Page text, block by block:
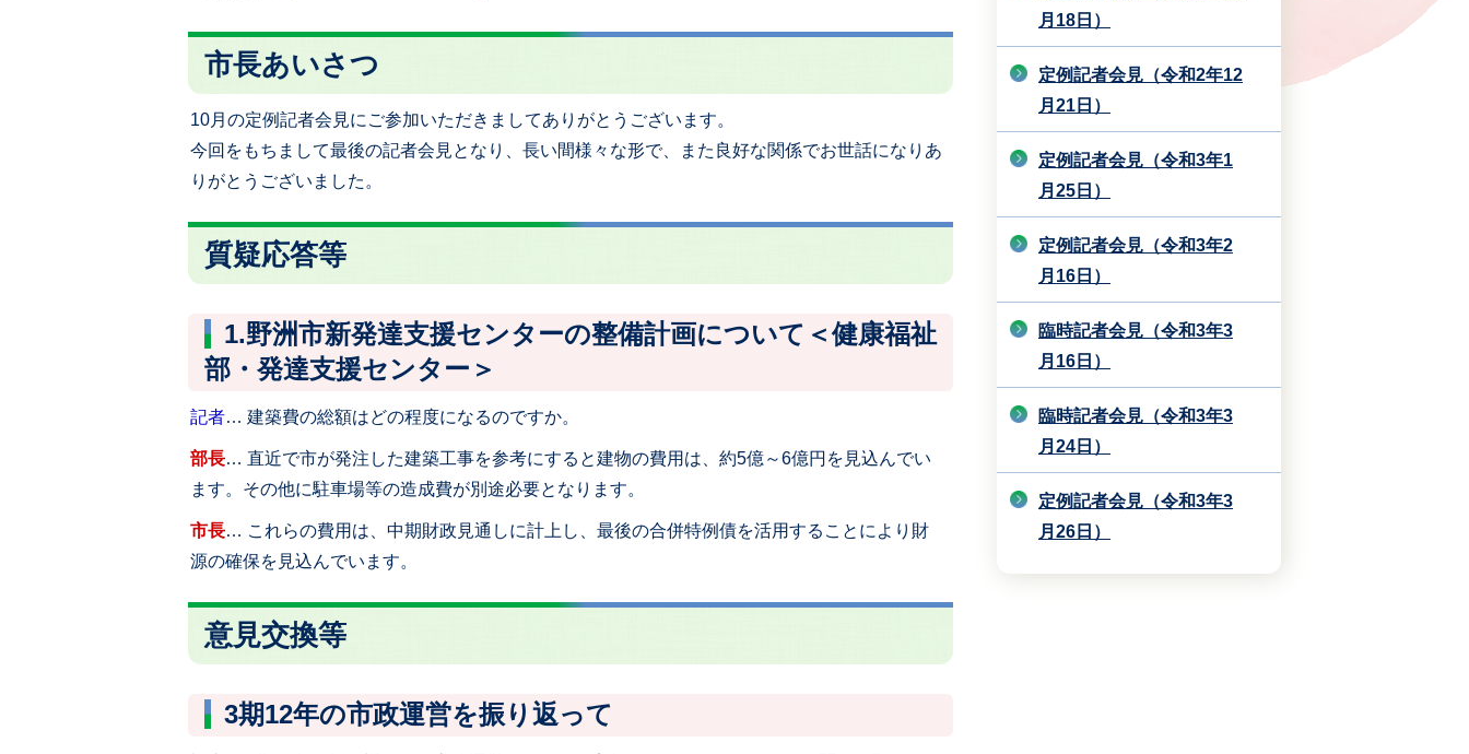
市長あいさつ
10月の定例記者会見にご参加いただきましてありがとうございます。
今回をもちまして最後の記者会見となり、長い間様々な形で、また良好な関係でお世話になりあ
りがとうございました。
質疑応答等
1.野洲市新発達支援センターの整備計画について＜健康福祉
部・発達支援センター＞
記者… 建築費の総額はどの程度になるのですか。
部長… 直近で市が発注した建築工事を参考にすると建物の費用は、約5億～6億円を見込んでい
ます。その他に駐車場等の造成費が別途必要となります。
市長… これらの費用は、中期財政見通しに計上し、最後の合併特例債を活用することにより財
源の確保を見込んでいます。
意見交換等
3期12年の市政運営を振り返って
月18日）
定例記者会見（令和2年12
月21日）
定例記者会見（令和3年1
月25日）
定例記者会見（令和3年2
月16日）
臨時記者会見（令和3年3
月16日）
臨時記者会見（令和3年3
月24日）
定例記者会見（令和3年3
月26日）